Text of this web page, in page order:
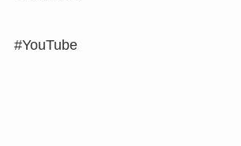
#YouTube